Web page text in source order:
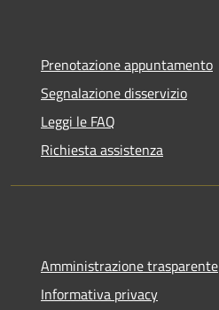
Prenotazione appuntamento
Segnalazione disservizio
Leggi le FAQ
Richiesta assistenza
Amministrazione trasparente
Informativa privacy